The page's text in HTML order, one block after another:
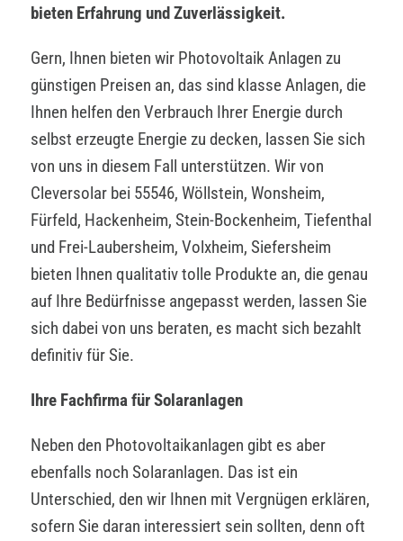
bieten Erfahrung und Zuverlässigkeit.
Gern, Ihnen bieten wir Photovoltaik Anlagen zu
günstigen Preisen an, das sind klasse Anlagen, die
Ihnen helfen den Verbrauch Ihrer Energie durch
selbst erzeugte Energie zu decken, lassen Sie sich
von uns in diesem Fall unterstützen. Wir von
Cleversolar bei 55546, Wöllstein, Wonsheim,
Fürfeld, Hackenheim, Stein-Bockenheim, Tiefenthal
und Frei-Laubersheim, Volxheim, Siefersheim
bieten Ihnen qualitativ tolle Produkte an, die genau
auf Ihre Bedürfnisse angepasst werden, lassen Sie
sich dabei von uns beraten, es macht sich bezahlt
definitiv für Sie.
Ihre Fachfirma für Solaranlagen
Neben den Photovoltaikanlagen gibt es aber
ebenfalls noch Solaranlagen. Das ist ein
Unterschied, den wir Ihnen mit Vergnügen erklären,
sofern Sie daran interessiert sein sollten, denn oft